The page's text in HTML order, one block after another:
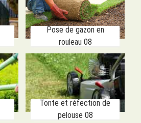
Pose de gazon en
rouleau 08
Tonte et réfection de
pelouse 08